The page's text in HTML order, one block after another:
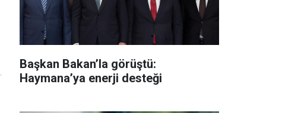
Başkan Bakan’la görüştü:
Haymana’ya enerji desteği